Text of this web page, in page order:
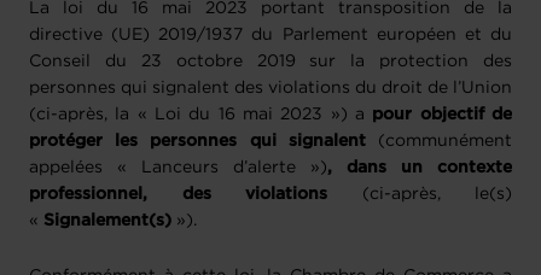
La loi du 16 mai 2023 portant transposition de la
directive (UE) 2019/1937 du Parlement européen et du
Conseil du 23 octobre 2019 sur la protection des
personnes qui signalent des violations du droit de l’Union
(ci-après, la « Loi du 16 mai 2023 ») a pour objectif de
protéger les personnes qui signalent (communément
appelées « Lanceurs d’alerte »), dans un contexte
professionnel, des violations (ci-après, le(s)
« Signalement(s) »).